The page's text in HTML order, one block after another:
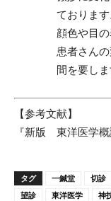
ておりま
顔色や目
患者さん
間を要し
【参考文献】
『新版 東洋医学
タグ 一鍼堂 切診
望診
東洋医学 神